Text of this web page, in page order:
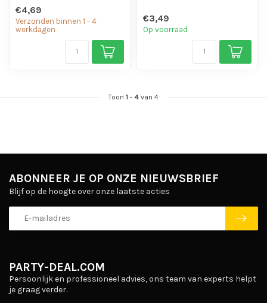
€4,69
Verzonden binnen 1 - 4
werkdagen
€3,49
Op voorraad
Toon 1 - 4 van 4
PARTY-DEAL.COM
Persoonlijk en professioneel advies, ons team van experts helpt
je graag verder.
ABONNEER JE OP ONZE NIEUWSBRIEF
Blijf op de hoogte over onze laatste acties